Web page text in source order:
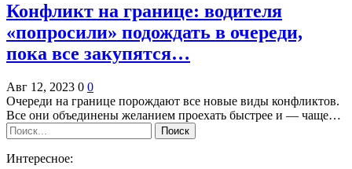
Конфликт на границе: водителя
«попросили» подождать в очереди,
пока все закупятся…
Авг 12, 2023 0 0
Очереди на границе порождают все новые виды конфликтов.
Все они объединены желанием проехать быстрее и — чаще…
Интересное: